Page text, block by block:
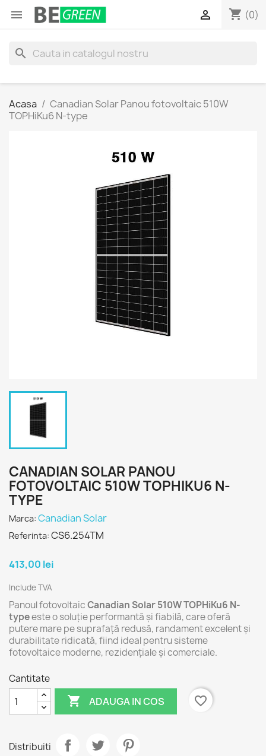
 shopping_cart (0)

search
Acasa
Canadian Solar Panou fotovoltaic 510W
TOPHiKu6 N-type
CANADIAN SOLAR PANOU
FOTOVOLTAIC 510W TOPHIKU6 N-
TYPE
Marca: Canadian Solar
Referinta: CS6.254TM
413,00 lei
Include TVA
Panoul fotovoltaicCanadian Solar 510W TOPHiKu6 N-
typeeste o soluție performantă și fiabilă, care oferă
putere mare pe suprafață redusă, randament excelent și
durabilitate ridicată, fiind ideal pentru sisteme
fotovoltaice moderne, rezidențiale și comerciale.
Cantitate
 ADAUGA IN COS favorite_border
Distribuiti